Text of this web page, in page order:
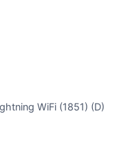
WiFi (1851) (D)